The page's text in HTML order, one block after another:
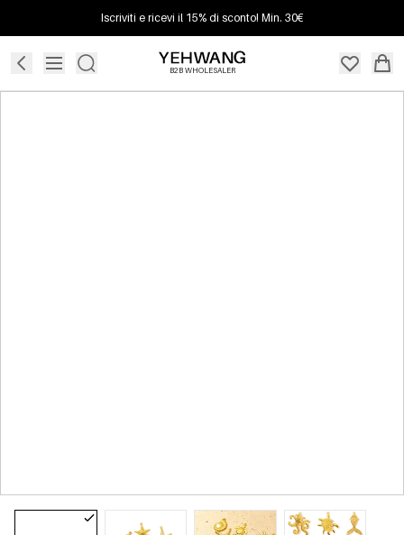
Iscriviti e ricevi il 15% di sconto! Min. 30€
B2B WHOLESALER